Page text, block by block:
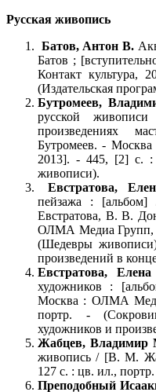
Русская живопись
Батов, Антон В.
Батов ;
Контакт
(Издательская
Бутромеев,
русской
произведениях
Бутромеев. -
2013]. - 445, [2] с.
живописи).
Евстратова,
пейзажа :
Евстратова, В. В.
ОЛМА Медиа Групп,
(Шедевры
произведений в
Евстратова,
художников :
Москва : ОЛМА
портр. -
художников и
Жабцев, Владимир
живопись / [В. М.
127 с. : цв. ил.,
Преподобный